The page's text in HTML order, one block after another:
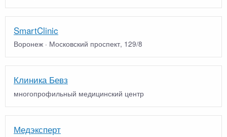
SmartClinic
Воронеж · Московский проспект, 129/8
Клиника Бевз
многопрофильный медицинский центр
Медэксперт